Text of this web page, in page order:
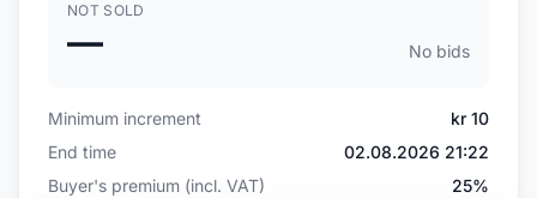
NOT SOLD
— No bids
Minimum increment
kr 10
End time
02.08.2026 21:22
Buyer's premium (incl. VAT)
25%